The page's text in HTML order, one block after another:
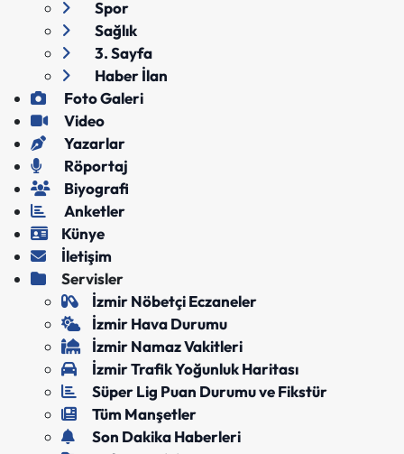
Spor
Sağlık
3. Sayfa
Haber İlan
Foto Galeri
Video
Yazarlar
Röportaj
Biyografi
Anketler
Künye
İletişim
Servisler
İzmir Nöbetçi Eczaneler
İzmir Hava Durumu
İzmir Namaz Vakitleri
İzmir Trafik Yoğunluk Haritası
Süper Lig Puan Durumu ve Fikstür
Tüm Manşetler
Son Dakika Haberleri